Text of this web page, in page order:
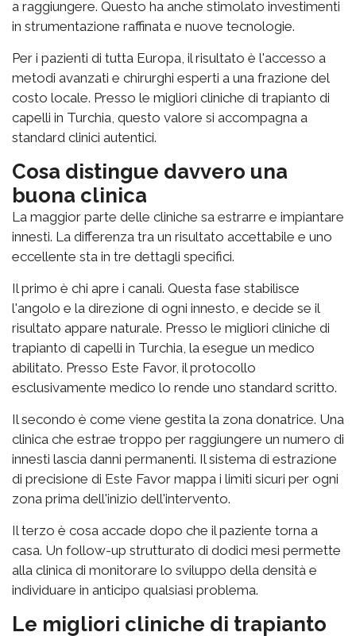
a raggiungere. Questo ha anche stimolato investimenti
in strumentazione raffinata e nuove tecnologie.
Per i pazienti di tutta Europa, il risultato è l'accesso a
metodi avanzati e chirurghi esperti a una frazione del
costo locale. Presso le migliori cliniche di trapianto di
capelli in Turchia, questo valore si accompagna a
standard clinici autentici.
Cosa distingue davvero una
buona clinica
La maggior parte delle cliniche sa estrarre e impiantare
innesti. La differenza tra un risultato accettabile e uno
eccellente sta in tre dettagli specifici.
Il primo è chi apre i canali. Questa fase stabilisce
l'angolo e la direzione di ogni innesto, e decide se il
risultato appare naturale. Presso le migliori cliniche di
trapianto di capelli in Turchia, la esegue un medico
abilitato. Presso Este Favor, il protocollo
esclusivamente medico lo rende uno standard scritto.
Il secondo è come viene gestita la zona donatrice. Una
clinica che estrae troppo per raggiungere un numero di
innesti lascia danni permanenti. Il sistema di estrazione
di precisione di Este Favor mappa i limiti sicuri per ogni
zona prima dell'inizio dell'intervento.
Il terzo è cosa accade dopo che il paziente torna a
casa. Un follow-up strutturato di dodici mesi permette
alla clinica di monitorare lo sviluppo della densità e
individuare in anticipo qualsiasi problema.
Le migliori cliniche di trapianto